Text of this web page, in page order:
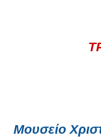
Μουσείο